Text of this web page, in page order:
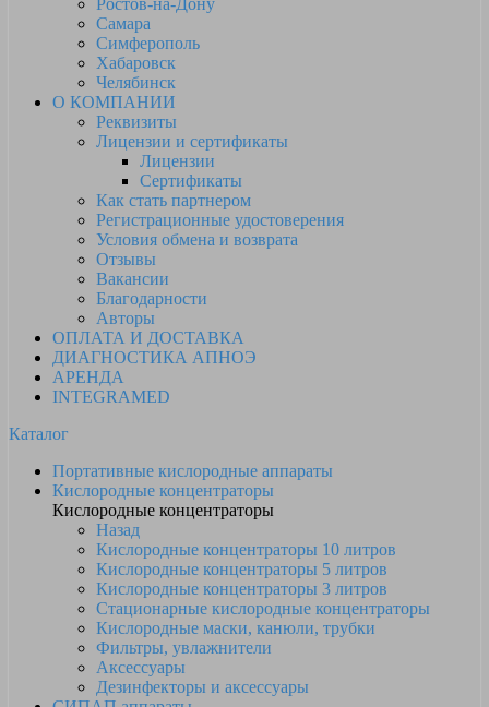
Ростов-на-Дону
Самара
Симферополь
Хабаровск
Челябинск
О КОМПАНИИ
Реквизиты
Лицензии и сертификаты
Лицензии
Сертификаты
Как стать партнером
Регистрационные удостоверения
Условия обмена и возврата
Отзывы
Вакансии
Благодарности
Авторы
ОПЛАТА И ДОСТАВКА
ДИАГНОСТИКА АПНОЭ
АРЕНДА
INTEGRAMED
Каталог
Портативные кислородные аппараты
Кислородные концентраторы
Кислородные концентраторы
Назад
Кислородные концентраторы 10 литров
Кислородные концентраторы 5 литров
Кислородные концентраторы 3 литров
Стационарные кислородные концентраторы
Кислородные маски, канюли, трубки
Фильтры, увлажнители
Аксессуары
Дезинфекторы и аксессуары